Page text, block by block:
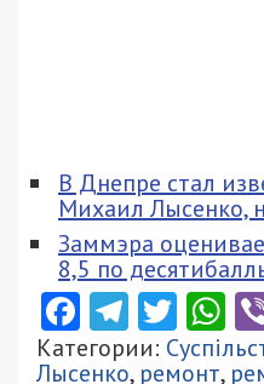
В Днепре стал
Михаил Лысенко,
Заммэра
8,5 по
Facebook
Категории:
Лысенко, ремонт,